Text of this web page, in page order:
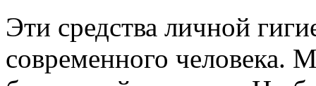
Эти средства личной
современного человека.